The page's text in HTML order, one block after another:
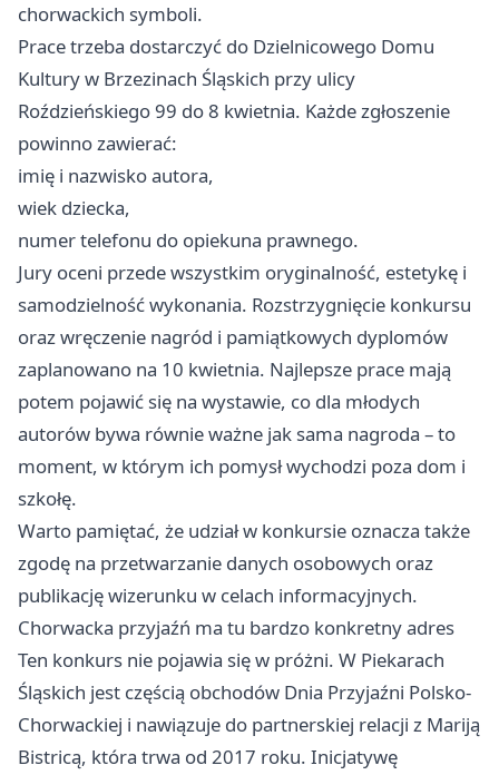
chorwackich symboli.
Prace trzeba dostarczyć do Dzielnicowego Domu
Kultury w Brzezinach Śląskich przy ulicy
Roździeńskiego 99 do 8 kwietnia. Każde zgłoszenie
powinno zawierać:
imię i nazwisko autora,
wiek dziecka,
numer telefonu do opiekuna prawnego.
Jury oceni przede wszystkim oryginalność, estetykę i
samodzielność wykonania. Rozstrzygnięcie konkursu
oraz wręczenie nagród i pamiątkowych dyplomów
zaplanowano na 10 kwietnia. Najlepsze prace mają
potem pojawić się na wystawie, co dla młodych
autorów bywa równie ważne jak sama nagroda – to
moment, w którym ich pomysł wychodzi poza dom i
szkołę.
Warto pamiętać, że udział w konkursie oznacza także
zgodę na przetwarzanie danych osobowych oraz
publikację wizerunku w celach informacyjnych.
Chorwacka przyjaźń ma tu bardzo konkretny adres
Ten konkurs nie pojawia się w próżni. W Piekarach
Śląskich jest częścią obchodów Dnia Przyjaźni Polsko-
Chorwackiej i nawiązuje do partnerskiej relacji z Mariją
Bistricą, która trwa od 2017 roku. Inicjatywę